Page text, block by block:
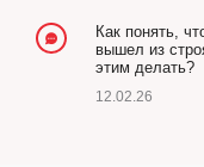
Как понять,
вышел из
этим делать?
12.02.26